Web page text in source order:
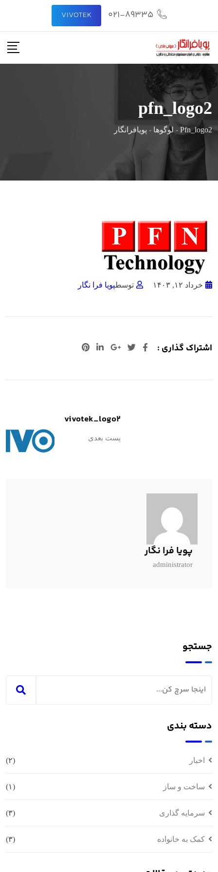
محتوا
021-89335
VIVOTEK
pfn_logo2
Pfn_logo2
- لوگوها - پویافرانگار
خرداد ۱۲, ۱۴۰۳ توسطپویا فرا نگار
اشتراک گذاری : لینکدینپینترست
vivotek_logo2
پست بعدی
پویا فرا نگار
administrator
جستجو
دسته بندی
اخبار (۲)
ساخت و ساز (۱)
سرمایه گذاری (۳)
کمک به خانواده (۳)